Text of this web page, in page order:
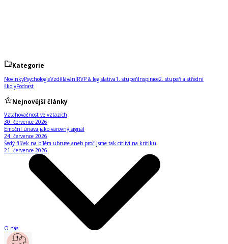
Kategorie
NovinkyPsychologieVzděláváníRVP & legislativa1. stupeňInspirace2. stupeň a střední
školyPodcast
Nejnovější články
Vztahovačnost ve vztazích
30. července 2026
Emoční únava jako varovný signál
24. července 2026
Šedý flíček na bílém ubruse aneb proč jsme tak citliví na kritiku
21. července 2026
O nás